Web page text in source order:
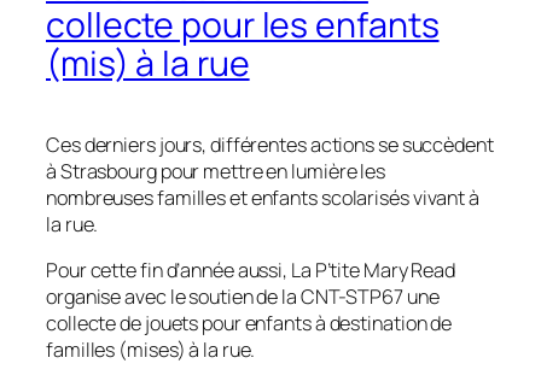
collecte pour les enfants
(mis) à la rue
Ces derniers jours, différentes actions se succèdent
à Strasbourg pour mettre en lumière les
nombreuses familles et enfants scolarisés vivant à
la rue.
Pour cette fin d’année aussi, La P’tite Mary Read
organise avec le soutien de la CNT-STP67 une
collecte de jouets pour enfants à destination de
familles (mises) à la rue.